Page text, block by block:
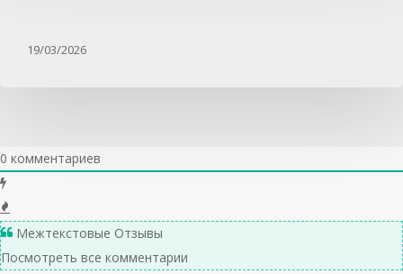
19/03/2026
0 комментариев
Межтекстовые Отзывы
Посмотреть все комментарии